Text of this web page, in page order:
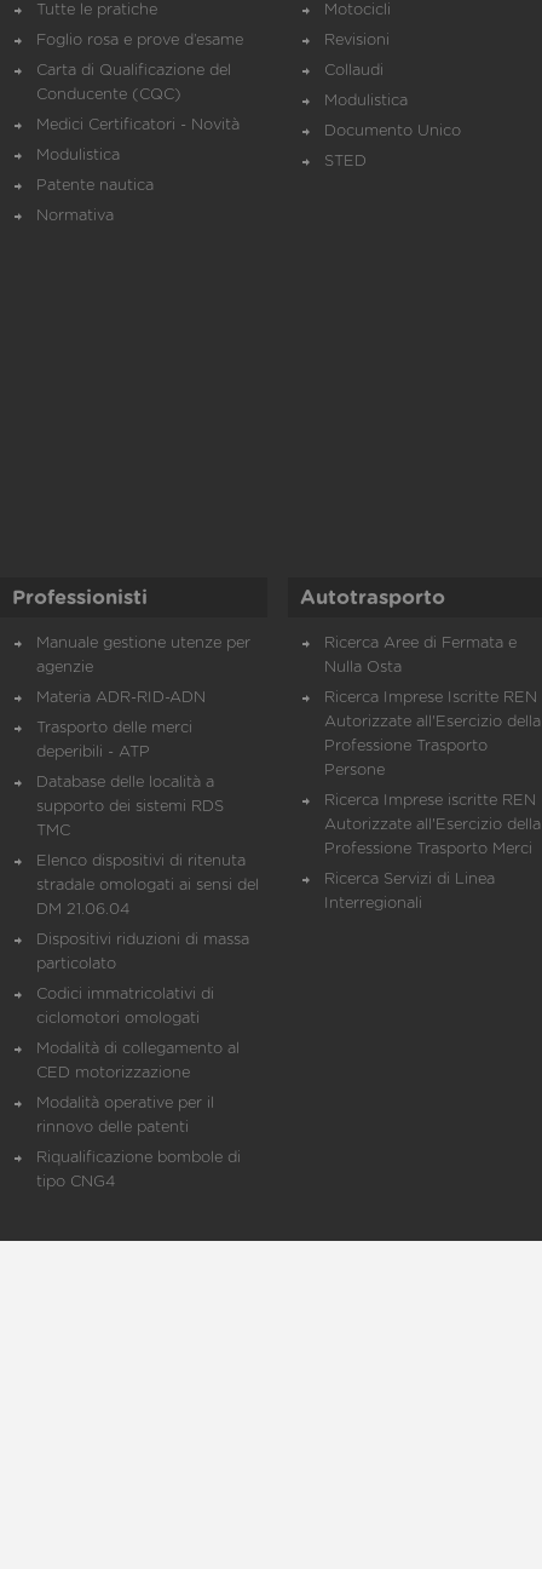
Tutte le pratiche
Foglio rosa e prove d’esame
Carta di Qualificazione del
Conducente (CQC)
Medici Certificatori - Novità
Modulistica
Patente nautica
Normativa
Motocicli
Revisioni
Collaudi
Modulistica
Documento Unico
STED
Professionisti
Manuale gestione utenze per
agenzie
Materia ADR-RID-ADN
Trasporto delle merci
deperibili - ATP
Database delle località a
supporto dei sistemi RDS
TMC
Elenco dispositivi di ritenuta
stradale omologati ai sensi del
DM 21.06.04
Dispositivi riduzioni di massa
particolato
Codici immatricolativi di
ciclomotori omologati
Modalità di collegamento al
CED motorizzazione
Modalità operative per il
rinnovo delle patenti
Riqualificazione bombole di
tipo CNG4
Autotrasporto
Ricerca Aree di Fermata e
Nulla Osta
Ricerca Imprese Iscritte REN
Autorizzate all'Esercizio della
Professione Trasporto
Persone
Ricerca Imprese iscritte REN
Autorizzate all'Esercizio della
Professione Trasporto Merci
Ricerca Servizi di Linea
Interregionali